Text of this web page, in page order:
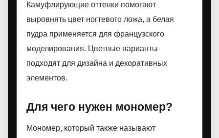
Камуфлирующие оттенки помогают
выровнять цвет ногтевого ложа, а белая
пудра применяется для французского
моделирования. Цветные варианты
подходят для дизайна и декоративных
элементов.
Для чего нужен мономер?
Мономер, который также называют